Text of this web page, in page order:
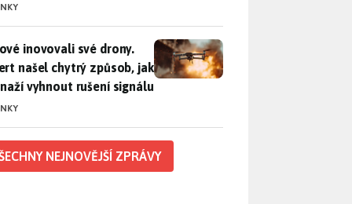
inovovali své drony. Expert našel chytrý způsob, jak se
inovovali své drony.
našel chytrý způsob, jak
vyhnout rušení signálu
NEJNOVĚJŠÍ ZPRÁVY